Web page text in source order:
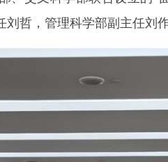
哲，管理科学部副主任刘